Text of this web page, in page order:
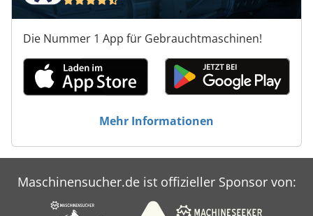
Die Nummer 1 App für Gebrauchtmaschinen!
Mehr Informationen
Maschinensucher.de ist offizieller Sponsor von: